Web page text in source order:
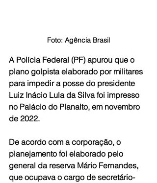
Foto: Agência Brasil
A Polícia Federal (PF) apurou que o
plano golpista elaborado por militares
para impedir a posse do presidente
Luiz Inácio Lula da Silva foi impresso
no Palácio do Planalto, em novembro
de 2022.
De acordo com a corporação, o
planejamento foi elaborado pelo
general da reserva Mário Fernandes,
que ocupava o cargo de secretário-